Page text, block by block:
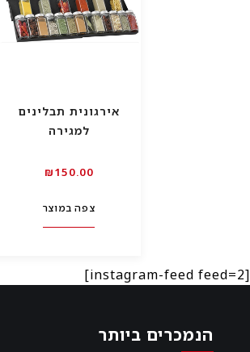
אירגונית תבלינים
למגירה
₪150.00
צפה במוצר
[instagram-feed feed=2]
הנמכרים ביותר